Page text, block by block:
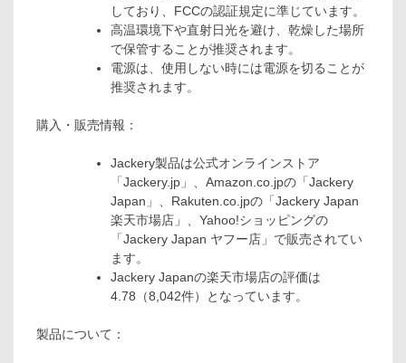
しており、FCCの認証規定に準じています。
高温環境下や直射日光を避け、乾燥した場所
で保管することが推奨されます。
電源は、使用しない時には電源を切ることが
推奨されます。
購入・販売情報：
Jackery製品は公式オンラインストア
「Jackery.jp」、Amazon.co.jpの「Jackery
Japan」、Rakuten.co.jpの「Jackery Japan
楽天市場店」、Yahoo!ショッピングの
「Jackery Japan ヤフー店」で販売されてい
ます。
Jackery Japanの楽天市場店の評価は
4.78（8,042件）となっています。
製品について：